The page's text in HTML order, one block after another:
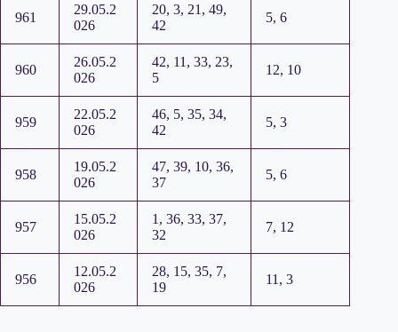
961
29.05.2
026
20, 3, 21, 49,
42
5, 6
960
26.05.2
026
42, 11, 33, 23,
5
12, 10
959
22.05.2
026
46, 5, 35, 34,
42
5, 3
958
19.05.2
026
47, 39, 10, 36,
37
5, 6
957
15.05.2
026
1, 36, 33, 37,
32
7, 12
956
12.05.2
026
28, 15, 35, 7,
19
11, 3